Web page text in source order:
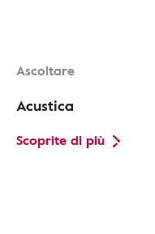
Ascoltare
Acustica
Scoprite di più